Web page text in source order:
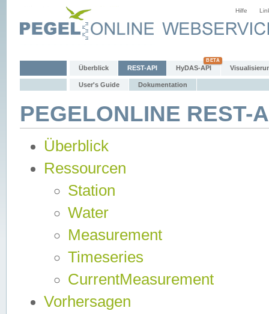
Hilfe
Überblick REST-API HyDAS-API
User's Guide Dokumentation
PEGELONLINE
Überblick
Ressourcen
Station
Water
Measurement
Timeseries
CurrentMeasurement
Vorhersagen